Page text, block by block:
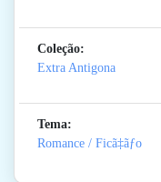
Coleção:
Extra Antigona
Tema:
Romance / Ficã‡ãƒo